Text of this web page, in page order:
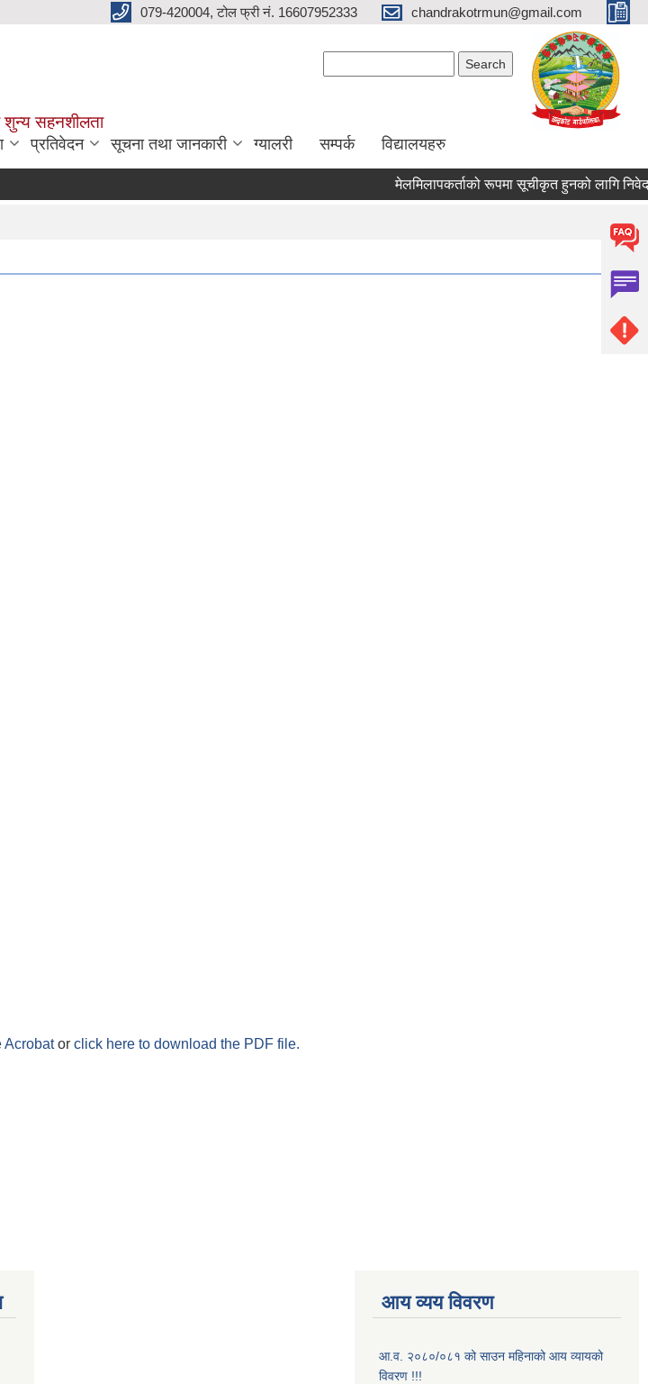
079-420004, टोल फ्री नं. 16607952333 chandrakotrmun@gmail.com
शुन्य सहनशीलता
प्रतिवेदन सूचना तथा जानकारी ग्यालरी सम्पर्क विद्यालयहरु
मेलमिलापकर्ताको रूपमा सूचीकृत हुनको लागि निवेदन पेश
Acrobator click here to download the PDF file.
आय व्यय विवरण
आ.व. २०८०/०८१ को साउन महिनाको आय व्यायको
विवरण !!!